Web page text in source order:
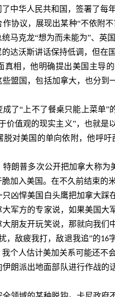
中华人民共和国，签署了每
协议，展现出某种“不依附
马克龙“想为而未能为”、英
达沃斯讲话保持低调，但在
真相，他明确提出美国主导
盟国，包括加拿大，也分
成了“上不了餐桌只能上菜单”
价值观的现实主义”，也就
对美国的单向依附，他呼
朗普多次公开把加拿大称为
加入美国。在不久前结束的
凶悍美国白头鹰把加拿大
军方的专家说，如果美国
朋友开玩笑说，那就向我
，敌疲我打，敌退我追”的16
个人估计美加关系可能还不
朗派出地面部队进行作战